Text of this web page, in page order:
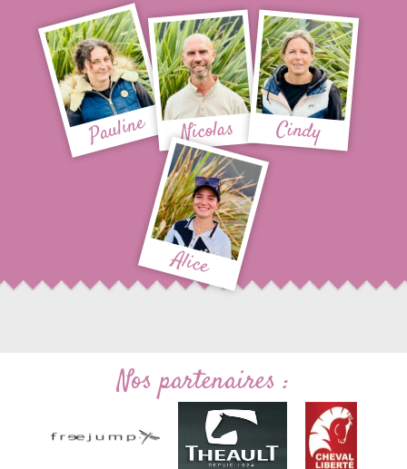
Pauline Nicolas Cindy
Alice
Nos partenaires :